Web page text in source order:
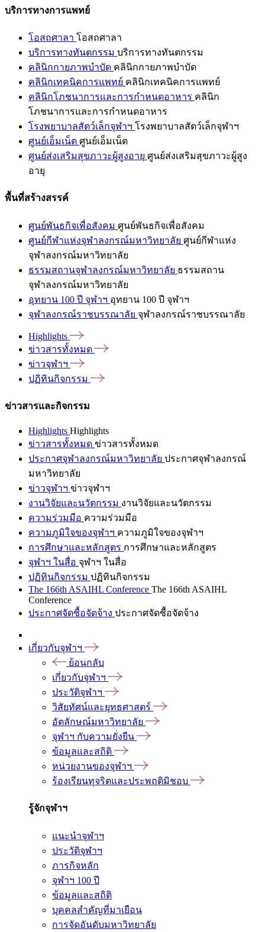
บริการทางการแพทย์
โอสถศาลา โอสถศาลา
บริการทางทันตกรรม บริการทางทันตกรรม
คลินิกกายภาพบำบัด คลินิกกายภาพบำบัด
คลินิกเทคนิคการแพทย์ คลินิกเทคนิคการแพทย์
คลินิกโภชนาการและการกำหนดอาหาร คลินิก
โภชนาการและการกำหนดอาหาร
โรงพยาบาลสัตว์เล็กจุฬาฯ โรงพยาบาลสัตว์เล็กจุฬาฯ
ศูนย์เอ็มเน็ต ศูนย์เอ็มเน็ต
ศูนย์ส่งเสริมสุขภาวะผู้สูงอายุ ศูนย์ส่งเสริมสุขภาวะผู้สูง
อายุ
พื้นที่สร้างสรรค์
ศูนย์พันธกิจเพื่อสังคม ศูนย์พันธกิจเพื่อสังคม
ศูนย์กีฬาแห่งจุฬาลงกรณ์มหาวิทยาลัย ศูนย์กีฬาแห่ง
จุฬาลงกรณ์มหาวิทยาลัย
ธรรมสถานจุฬาลงกรณ์มหาวิทยาลัย ธรรมสถาน
จุฬาลงกรณ์มหาวิทยาลัย
อุทยาน 100 ปี จุฬาฯ อุทยาน 100 ปี จุฬาฯ
จุฬาลงกรณ์ราชบรรณาลัย จุฬาลงกรณ์ราชบรรณาลัย
Highlights
ข่าวสารทั้งหมด
ข่าวจุฬาฯ
ปฏิทินกิจกรรม
ข่าวสารและกิจกรรม
Highlights Highlights
ข่าวสารทั้งหมด ข่าวสารทั้งหมด
ประกาศจุฬาลงกรณ์มหาวิทยาลัย ประกาศจุฬาลงกรณ์
มหาวิทยาลัย
ข่าวจุฬาฯ ข่าวจุฬาฯ
งานวิจัยและนวัตกรรม งานวิจัยและนวัตกรรม
ความร่วมมือ ความร่วมมือ
ความภูมิใจของจุฬาฯ ความภูมิใจของจุฬาฯ
การศึกษาและหลักสูตร การศึกษาและหลักสูตร
จุฬาฯ ในสื่อ จุฬาฯ ในสื่อ
ปฏิทินกิจกรรม ปฏิทินกิจกรรม
The 166th ASAIHL Conference The 166th ASAIHL
Conference
ประกาศจัดซื้อจัดจ้าง ประกาศจัดซื้อจัดจ้าง
เกี่ยวกับจุฬาฯ
ย้อนกลับ
เกี่ยวกับจุฬาฯ
ประวัติจุฬาฯ
วิสัยทัศน์และยุทธศาสตร์
อัตลักษณ์มหาวิทยาลัย
จุฬาฯ กับความยั่งยืน
ข้อมูลและสถิติ
หน่วยงานของจุฬาฯ
ร้องเรียนทุจริตและประพฤติมิชอบ
รู้จักจุฬาฯ
แนะนำจุฬาฯ
ประวัติจุฬาฯ
ภารกิจหลัก
จุฬาฯ 100 ปี
ข้อมูลและสถิติ
บุคคลสำคัญที่มาเยือน
การจัดอันดับมหาวิทยาลัย